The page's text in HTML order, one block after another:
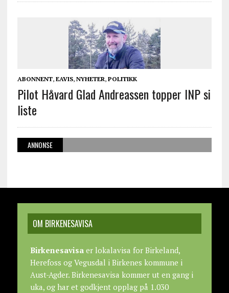
ABONNENT, EAVIS, NYHETER, POLITIKK
Pilot Håvard Glad Andreassen topper INP si
liste
ANNONSE
OM BIRKENESAVISA
Birkenesavisaer lokalavisa for Birkeland,
Herefoss og Vegusdal i Birkenes kommune i
Aust-Agder. Birkenesavisa kommer ut en gang i
uka, og har et godkjent opplag på 1.030